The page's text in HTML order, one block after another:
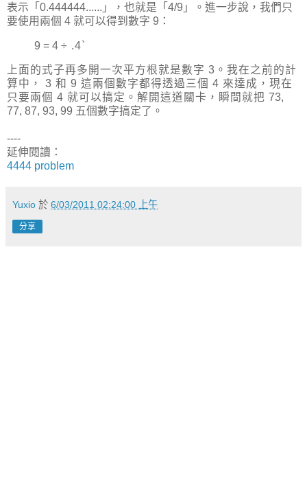
表示「0.444444......」，也就是「4/9」。進一步說，我們只
要使用兩個 4 就可以得到數字 9：
9 = 4 ÷ .4`
上面的式子再多開一次平方根就是數字 3。我在之前的計
算中， 3 和 9 這兩個數字都得透過三個 4 來達成，現在
只要兩個 4 就可以搞定。解開這道關卡，瞬間就把 73,
77, 87, 93, 99 五個數字搞定了。
----
延伸閱讀：
4444 problem
Yuxio 於 6/03/2011 02:24:00 上午
分享